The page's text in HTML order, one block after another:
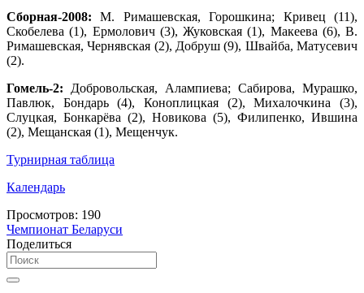
Сборная-2008:М. Римашевская, Горошкина; Кривец (11),
Скобелева (1), Ермолович (3), Жуковская (1), Макеева (6), В.
Римашевская, Чернявская (2), Добруш (9), Швайба, Матусевич
(2).
Гомель-2: Добровольская, Алампиева; Сабирова, Мурашко,
Павлюк, Бондарь (4), Коноплицкая (2), Михалочкина (3),
Слуцкая, Бонкарёва (2), Новикова (5), Филипенко, Ившина
(2), Мещанская (1), Мещенчук.
Турнирная таблица
Календарь
Просмотров: 190
Чемпионат Беларуси
Поделиться